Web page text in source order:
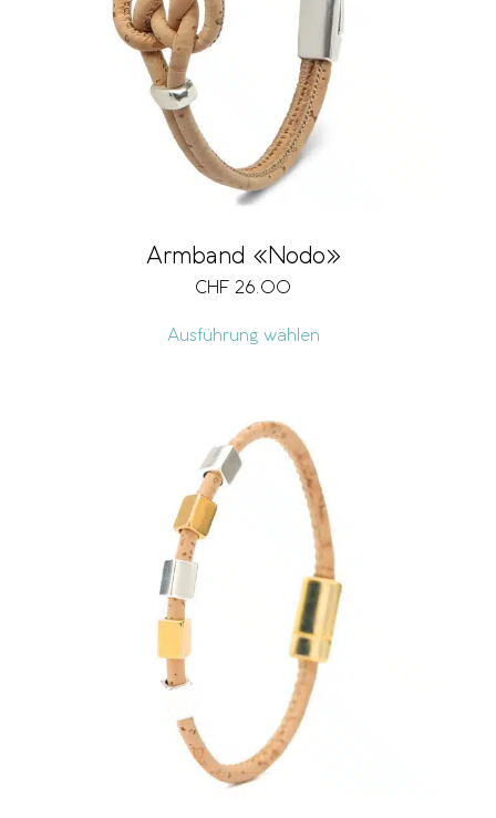
Armband «Nodo»
CHF 26.00
Ausführung wählen